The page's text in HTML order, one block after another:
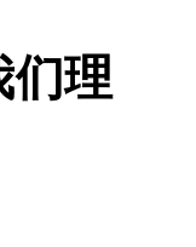
们理